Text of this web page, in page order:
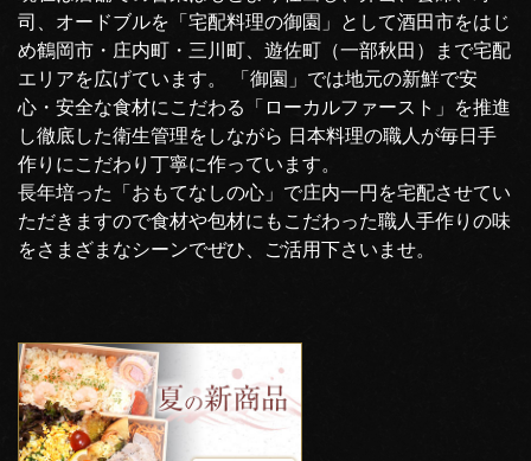
司、オードブルを「宅配料理の御園」として酒田市をはじ
め鶴岡市・庄内町・三川町、遊佐町（一部秋田）まで宅配
エリアを広げています。 「御園」では地元の新鮮で安
心・安全な食材にこだわる「ローカルファースト」を推進
し徹底した衛生管理をしながら 日本料理の職人が毎日手
作りにこだわり丁寧に作っています。
長年培った「おもてなしの心」で庄内一円を宅配させてい
ただきますので食材や包材にもこだわった職人手作りの味
をさまざまなシーンでぜひ、ご活用下さいませ。